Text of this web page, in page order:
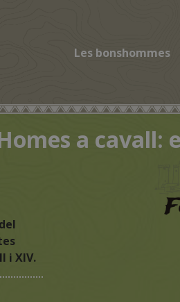
Les bonshommes
a cavall:
i XIV.